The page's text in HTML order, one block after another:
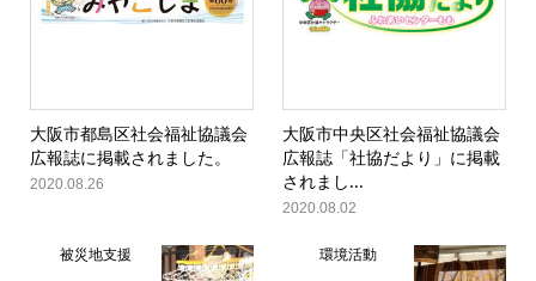
大阪市都島区社会福祉協議会
広報誌に掲載されました。
2020.08.26
大阪市中央区社会福祉協議会
広報誌「社協だより」に掲載
されまし...
2020.08.02
被災地支援 環境活動